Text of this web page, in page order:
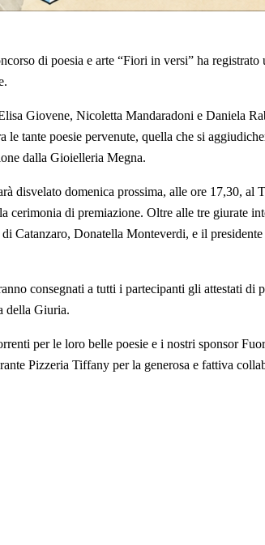
di poesia e arte “Fiori in versi” ha registrato
Giovene, Nicoletta Mandaradoni e Daniela
le tante poesie pervenute, quella che si
dalla Gioielleria Megna.
disvelato domenica prossima, alle ore 17,30, al
cerimonia di premiazione. Oltre alle tre giurate
Catanzaro, Donatella Monteverdi, e il
consegnati a tutti i partecipanti gli attestati di
della Giuria.
per le loro belle poesie e i nostri sponsor
Pizzeria Tiffany per la generosa e fattiva